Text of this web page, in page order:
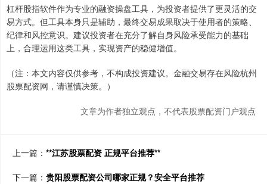
杠杆股指软件作为专业的融资操盘工具，为投资者提供了更灵活的交
易方式。但工具本身只是辅助，最终交易成果取决于使用者的策略、
纪律和风控意识。建议投资者在充分了解自身风险承受能力的基础
上，合理运用这类工具，实现资产的稳健增值。
（注：本文内容仅供参考，不构成投资建议。金融交易存在风险杭州
股票配资网，请谨慎决策。）
文章为作者独立观点，不代表股票配资门户观点
上一篇： **江苏股票配资 正规平台推荐**
下一篇： 贵阳股票配资公司哪家正规？安全平台推荐